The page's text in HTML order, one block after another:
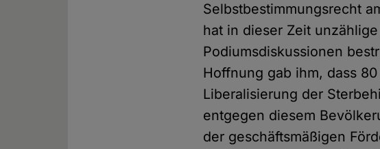
Selbstbestimmungsrecht
hat in dieser Zeit
Podiumsdiskussionen
Hoffnung gab ihm, dass
Liberalisierung der
entgegen diesem
der geschäftsmäßigen